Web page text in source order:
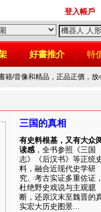
登入帳戶
好書推介 特
籍/音像和精品，正品正價，
三国的真相
有史料根基，又有大众
读感 ，全书参照《三国
志》《后汉书》等正统
料，融合近现代史学研
究、考古实证多重佐证
杜绝野史戏说与主观臆
断，还原汉末至魏晋的
实宏大历史图景...